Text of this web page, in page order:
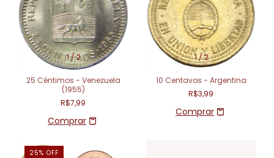
1/2
25 Céntimos - Venezuela
(1955)
R$7,99
1/2
10 Centavos - Argentina
R$3,99
25% OFF